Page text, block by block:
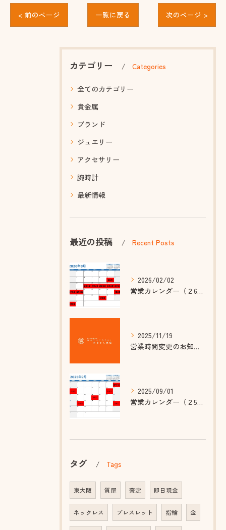
< 前のページ 一覧に戻る 次のページ >
カテゴリー Categories
全てのカテゴリー
貴金属
ブランド
ジュエリー
アクセサリー
腕時計
最新情報
最近の投稿 Recent Posts
2026/02/02
営業カレンダー（２6年8月~10月）
2025/11/19
営業時間変更のお知らせ
2025/09/01
営業カレンダー（２5年９~１１月）
タグ Tags
東大阪 質屋 査定 即日現金
ネックレス ブレスレット 指輪 金